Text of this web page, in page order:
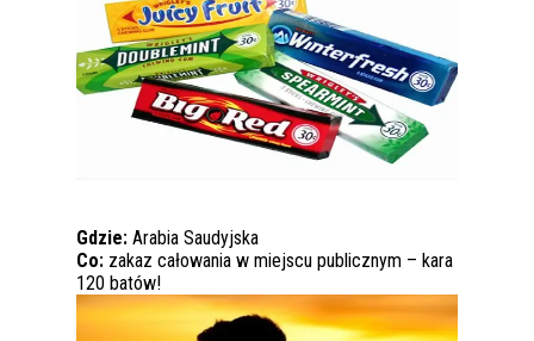
Gdzie: Arabia Saudyjska
Co: zakaz całowania w miejscu publicznym – kara
120 batów!